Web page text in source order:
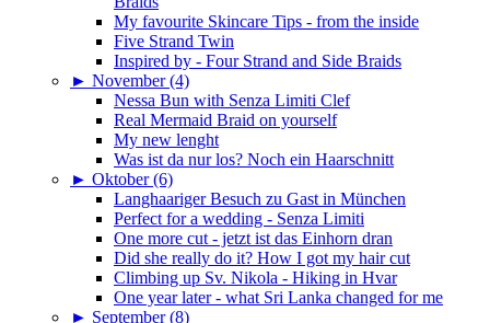
My favourite Skincare Tips - from the inside
Five Strand Twin
Inspired by - Four Strand and Side Braids
► November (4)
Nessa Bun with Senza Limiti Clef
Real Mermaid Braid on yourself
My new lenght
Was ist da nur los? Noch ein Haarschnitt
► Oktober (6)
Langhaariger Besuch zu Gast in München
Perfect for a wedding - Senza Limiti
One more cut - jetzt ist das Einhorn dran
Did she really do it? How I got my hair cut
Climbing up Sv. Nikola - Hiking in Hvar
One year later - what Sri Lanka changed for me
► September (8)